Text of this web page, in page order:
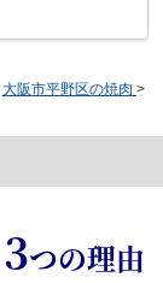
大阪市平野区の焼肉 >
3つの理由